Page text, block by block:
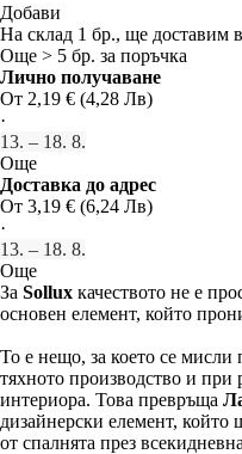
Добави
На склад 1 бр., ще доставим
Още > 5 бр. за поръчка
Лично получаване
От 2,19 € (4,28 Лв)
·
13. – 18. 8.
Още
Доставка до адрес
От 3,19 € (6,24 Лв)
·
13. – 18. 8.
Още
За Sollux качеството не е
основен елемент, който
То е нещо, за което се
тяхното производство и при
интериора. Това превръща
дизайнерски елемент,
от спалнята през